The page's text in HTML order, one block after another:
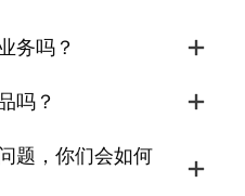
务吗？
吗？
题，你们会如何